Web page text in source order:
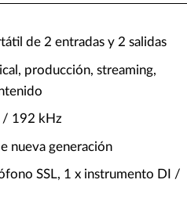
de 2 entradas y 2 salidas
producción, streaming,
/ 192 kHz
nueva generación
SSL, 1 x instrumento DI /